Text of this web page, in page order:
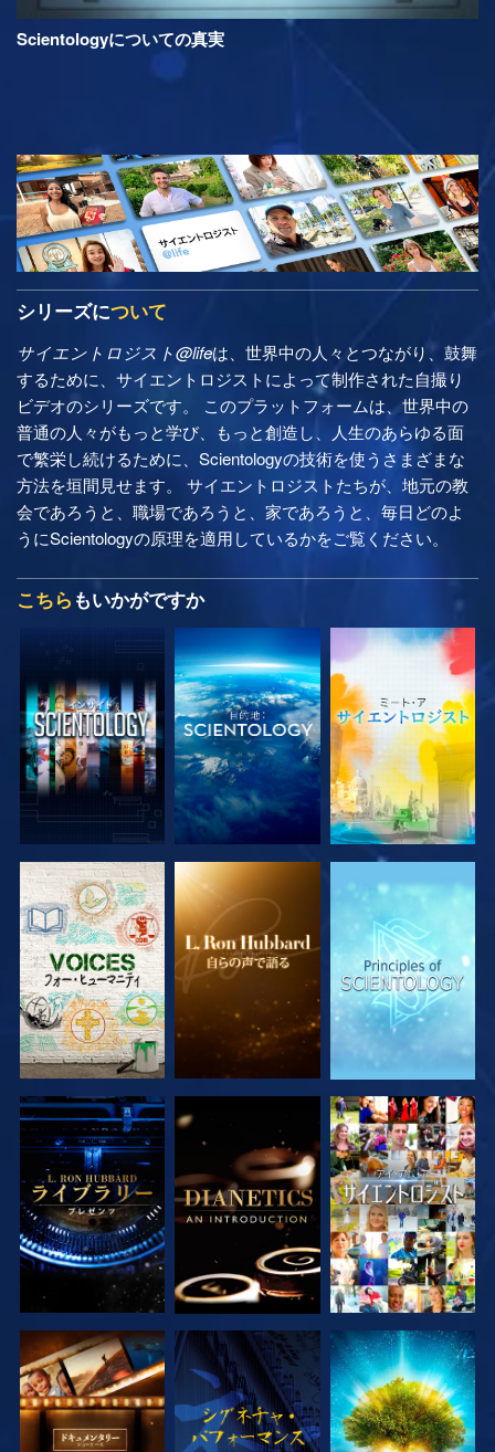
Scientologyについての真実
シリーズについて
サイエントロジスト@lifeは、世界中の人々とつながり、鼓舞
するために、サイエントロジストによって制作された自撮り
ビデオのシリーズです。 このプラットフォームは、世界中の
普通の人々がもっと学び、もっと創造し、人生のあらゆる面
で繁栄し続けるために、Scientologyの技術を使うさまざまな
方法を垣間見せます。 サイエントロジストたちが、地元の教
会であろうと、職場であろうと、家であろうと、毎日どのよ
うにScientologyの原理を適用しているかをご覧ください。
こちら もいかがですか
シリーズを探求 シリーズを探求 シリーズを探求
シリーズを探求 シリーズを探求 観る
シリーズを探求 観る シリーズを探求